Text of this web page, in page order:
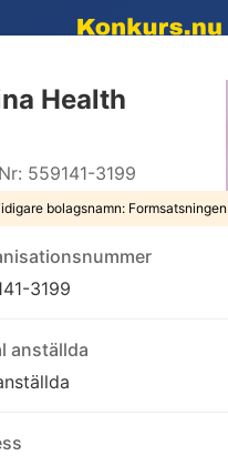
Health
559141-3199
bolagsnamn:
3199
anställda